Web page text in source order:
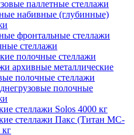
паллетные стеллажи
набивные (глубинные)
фронтальные стеллажи
стеллажи
полочные стеллажи
архивные металлические
полочные стеллажи
полочные
стеллажи Solos 4000 кг
стеллажи Пакс (Титан МС-